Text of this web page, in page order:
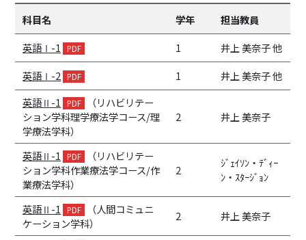
科目名 学年
担当教員
英語Ⅰ-1
1
井上 美奈子 他
英語Ⅰ-2
1
井上 美奈子 他
英語Ⅱ-1
（リハビリテー
ション学科理学療法学コース/理
学療法学科）
2 井上 美奈子
英語Ⅱ-1
（リハビリテー
ション学科作業療法学コース/作
業療法学科）
2
ｼﾞｪｲｿﾝ・ﾃﾞｨｰ
ﾝ・ｽﾀｰｼﾞｮﾝ
英語Ⅱ-1
（人間コミュニ
ケーション学科）
2 井上 美奈子